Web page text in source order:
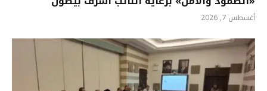
أغسطس 7, 2026